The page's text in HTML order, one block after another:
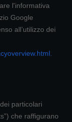
l'informativa
Google
all’utilizzo dei
particolari
che raffigurano